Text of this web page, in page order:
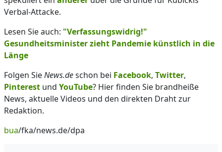
Verbal-Attacke.
Lesen Sie auch: "Verfassungswidrig!"
Gesundheitsminister zieht Pandemie künstlich in die
Länge
Folgen SieNews.deschon bei Facebook, Twitter,
Pinterest und YouTube? Hier finden Sie brandheiße
News, aktuelle Videos und den direkten Draht zur
Redaktion.
bua/fka/news.de/dpa